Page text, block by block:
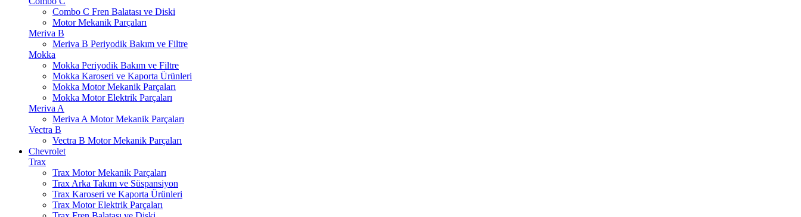
Combo C Fren Balatası ve Diski
Motor Mekanik Parçaları
Meriva B
Meriva B Periyodik Bakım ve Filtre
Mokka
Mokka Periyodik Bakım ve Filtre
Mokka Karoseri ve Kaporta Ürünleri
Mokka Motor Mekanik Parçaları
Mokka Motor Elektrik Parçaları
Meriva A
Meriva A Motor Mekanik Parçaları
Vectra B
Vectra B Motor Mekanik Parçaları
Chevrolet
Trax
Trax Motor Mekanik Parçaları
Trax Arka Takım ve Süspansiyon
Trax Karoseri ve Kaporta Ürünleri
Trax Motor Elektrik Parçaları